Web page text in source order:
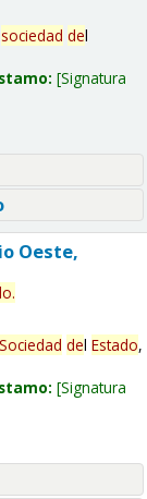
sociedad del
Signatura
Oeste,
.
Sociedad del Estado,
Signatura